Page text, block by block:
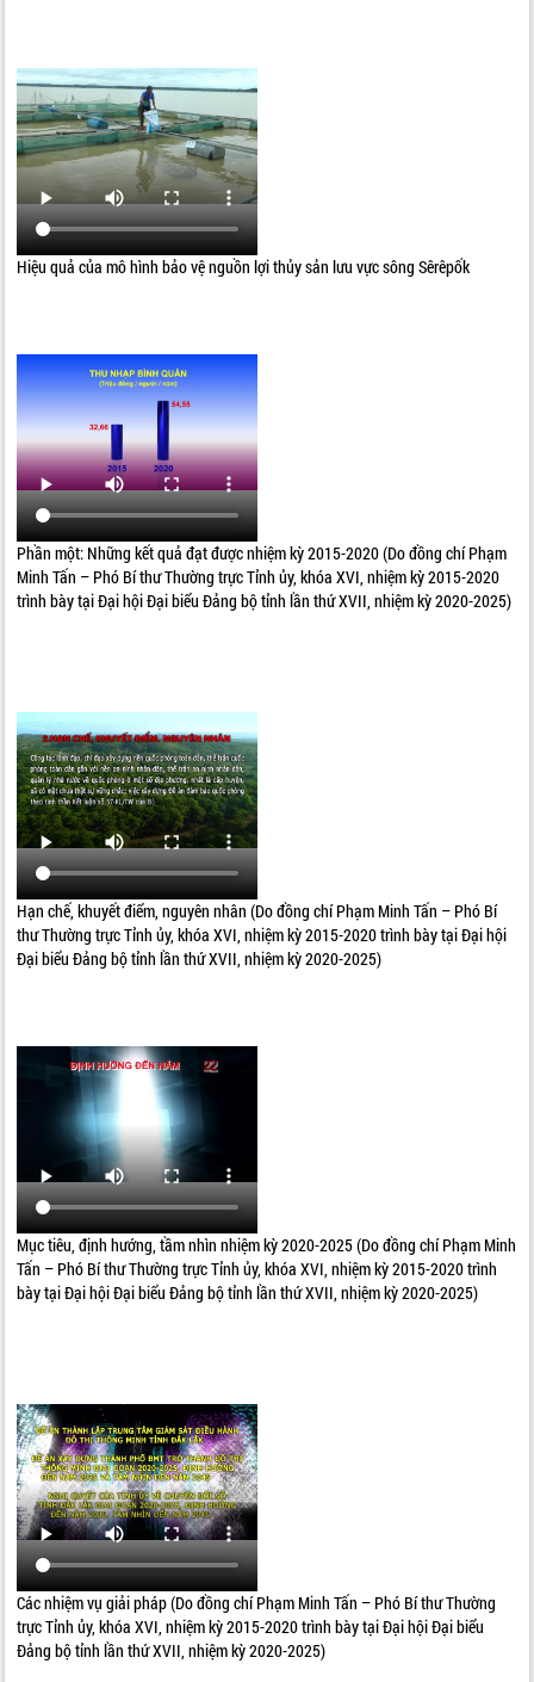
Hiệu quả của mô hình bảo vệ nguồn lợi thủy sản lưu vực sông Sêrêpốk
Phần một: Những kết quả đạt được nhiệm kỳ 2015-2020 (Do đồng chí Phạm
Minh Tấn – Phó Bí thư Thường trực Tỉnh ủy, khóa XVI, nhiệm kỳ 2015-2020
trình bày tại Đại hội Đại biểu Đảng bộ tỉnh lần thứ XVII, nhiệm kỳ 2020-2025)
Hạn chế, khuyết điểm, nguyên nhân (Do đồng chí Phạm Minh Tấn – Phó Bí
thư Thường trực Tỉnh ủy, khóa XVI, nhiệm kỳ 2015-2020 trình bày tại Đại hội
Đại biểu Đảng bộ tỉnh lần thứ XVII, nhiệm kỳ 2020-2025)
Mục tiêu, định hướng, tầm nhìn nhiệm kỳ 2020-2025 (Do đồng chí Phạm Minh
Tấn – Phó Bí thư Thường trực Tỉnh ủy, khóa XVI, nhiệm kỳ 2015-2020 trình
bày tại Đại hội Đại biểu Đảng bộ tỉnh lần thứ XVII, nhiệm kỳ 2020-2025)
Các nhiệm vụ giải pháp (Do đồng chí Phạm Minh Tấn – Phó Bí thư Thường
trực Tỉnh ủy, khóa XVI, nhiệm kỳ 2015-2020 trình bày tại Đại hội Đại biểu
Đảng bộ tỉnh lần thứ XVII, nhiệm kỳ 2020-2025)